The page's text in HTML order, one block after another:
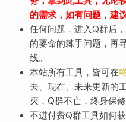
的需求，如有问题，建
任何问题，进入Q群后
的要命的棘手问题，再
线。
本站所有工具，皆可在
去、现在、未来更新的
灭，Q群不亡，终身保修
不进付费Q群工具如何